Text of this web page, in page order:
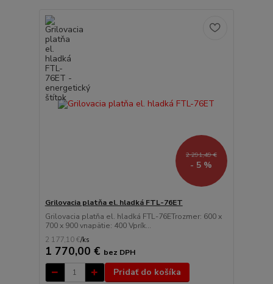
2 291,49 €
- 5 %
Grilovacia platňa el. hladká FTL-76ET
Grilovacia platňa el. hladká FTL-76ETrozmer: 600 x
700 x 900 vnapätie: 400 Vprík...
2 177,10 €/ks
1 770,00 € bez DPH
Pridať do košíka